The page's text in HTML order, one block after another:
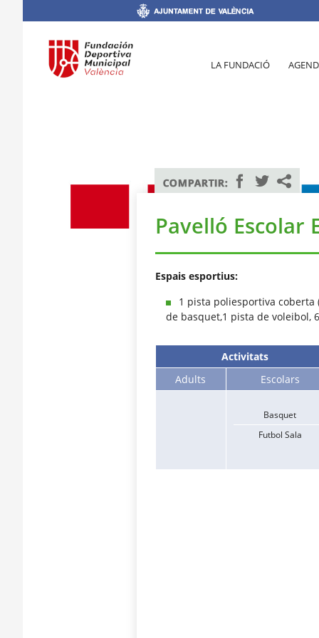
LA FUNDACIÓ
Pavelló Escolar
Espais esportius:
1 pista poliesportiva
de basquet,1 pista de voleibol,
Activitats
Adults
Escolars
Basquet
Futbol Sala